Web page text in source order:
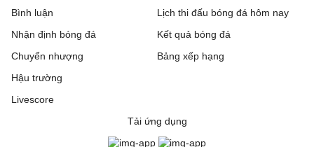
Bình luận
Nhận định bóng đá
Chuyển nhượng
Hậu trường
Livescore
Lịch thi đấu bóng đá hôm nay
Kết quả bóng đá
Bảng xếp hạng
Tải ứng dụng